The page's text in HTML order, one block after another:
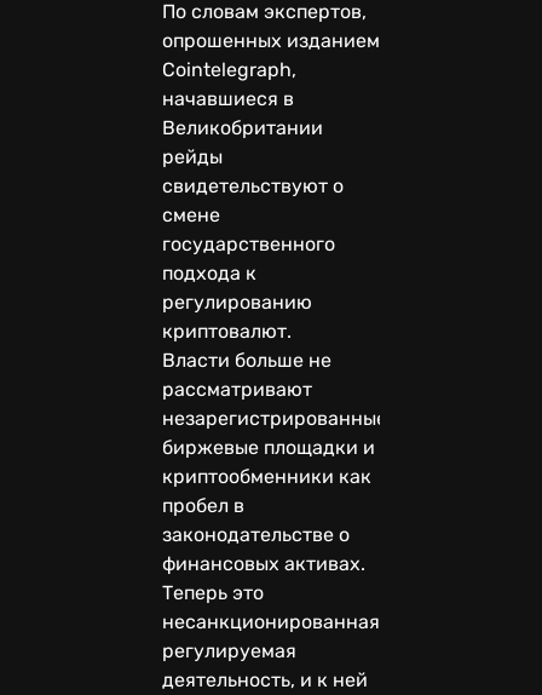
По словам экспертов,
опрошенных изданием
Cointelegraph,
начавшиеся в
Великобритании
рейды
свидетельствуют о
смене
государственного
подхода к
регулированию
криптовалют.
Власти больше не
рассматривают
незарегистрированные
биржевые площадки и
криптообменники как
пробел в
законодательстве о
финансовых активах.
Теперь это
несанкционированная
регулируемая
деятельность, и к ней